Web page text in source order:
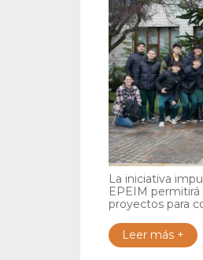
La iniciativa
EPEIM permitirá
proyectos para
Leer más +